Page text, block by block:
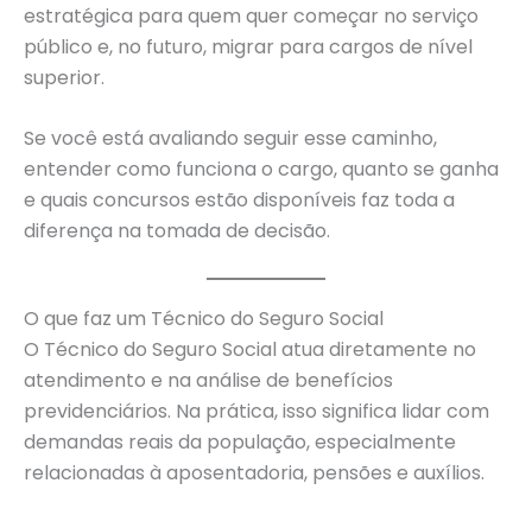
estratégica para quem quer começar no serviço
público e, no futuro, migrar para cargos de nível
superior.
Se você está avaliando seguir esse caminho,
entender como funciona o cargo, quanto se ganha
e quais concursos estão disponíveis faz toda a
diferença na tomada de decisão.
O que faz um Técnico do Seguro Social
O Técnico do Seguro Social atua diretamente no
atendimento e na análise de benefícios
previdenciários. Na prática, isso significa lidar com
demandas reais da população, especialmente
relacionadas à aposentadoria, pensões e auxílios.